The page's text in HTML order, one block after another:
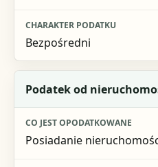
Bezpośredni
Podatek od
Posiadanie